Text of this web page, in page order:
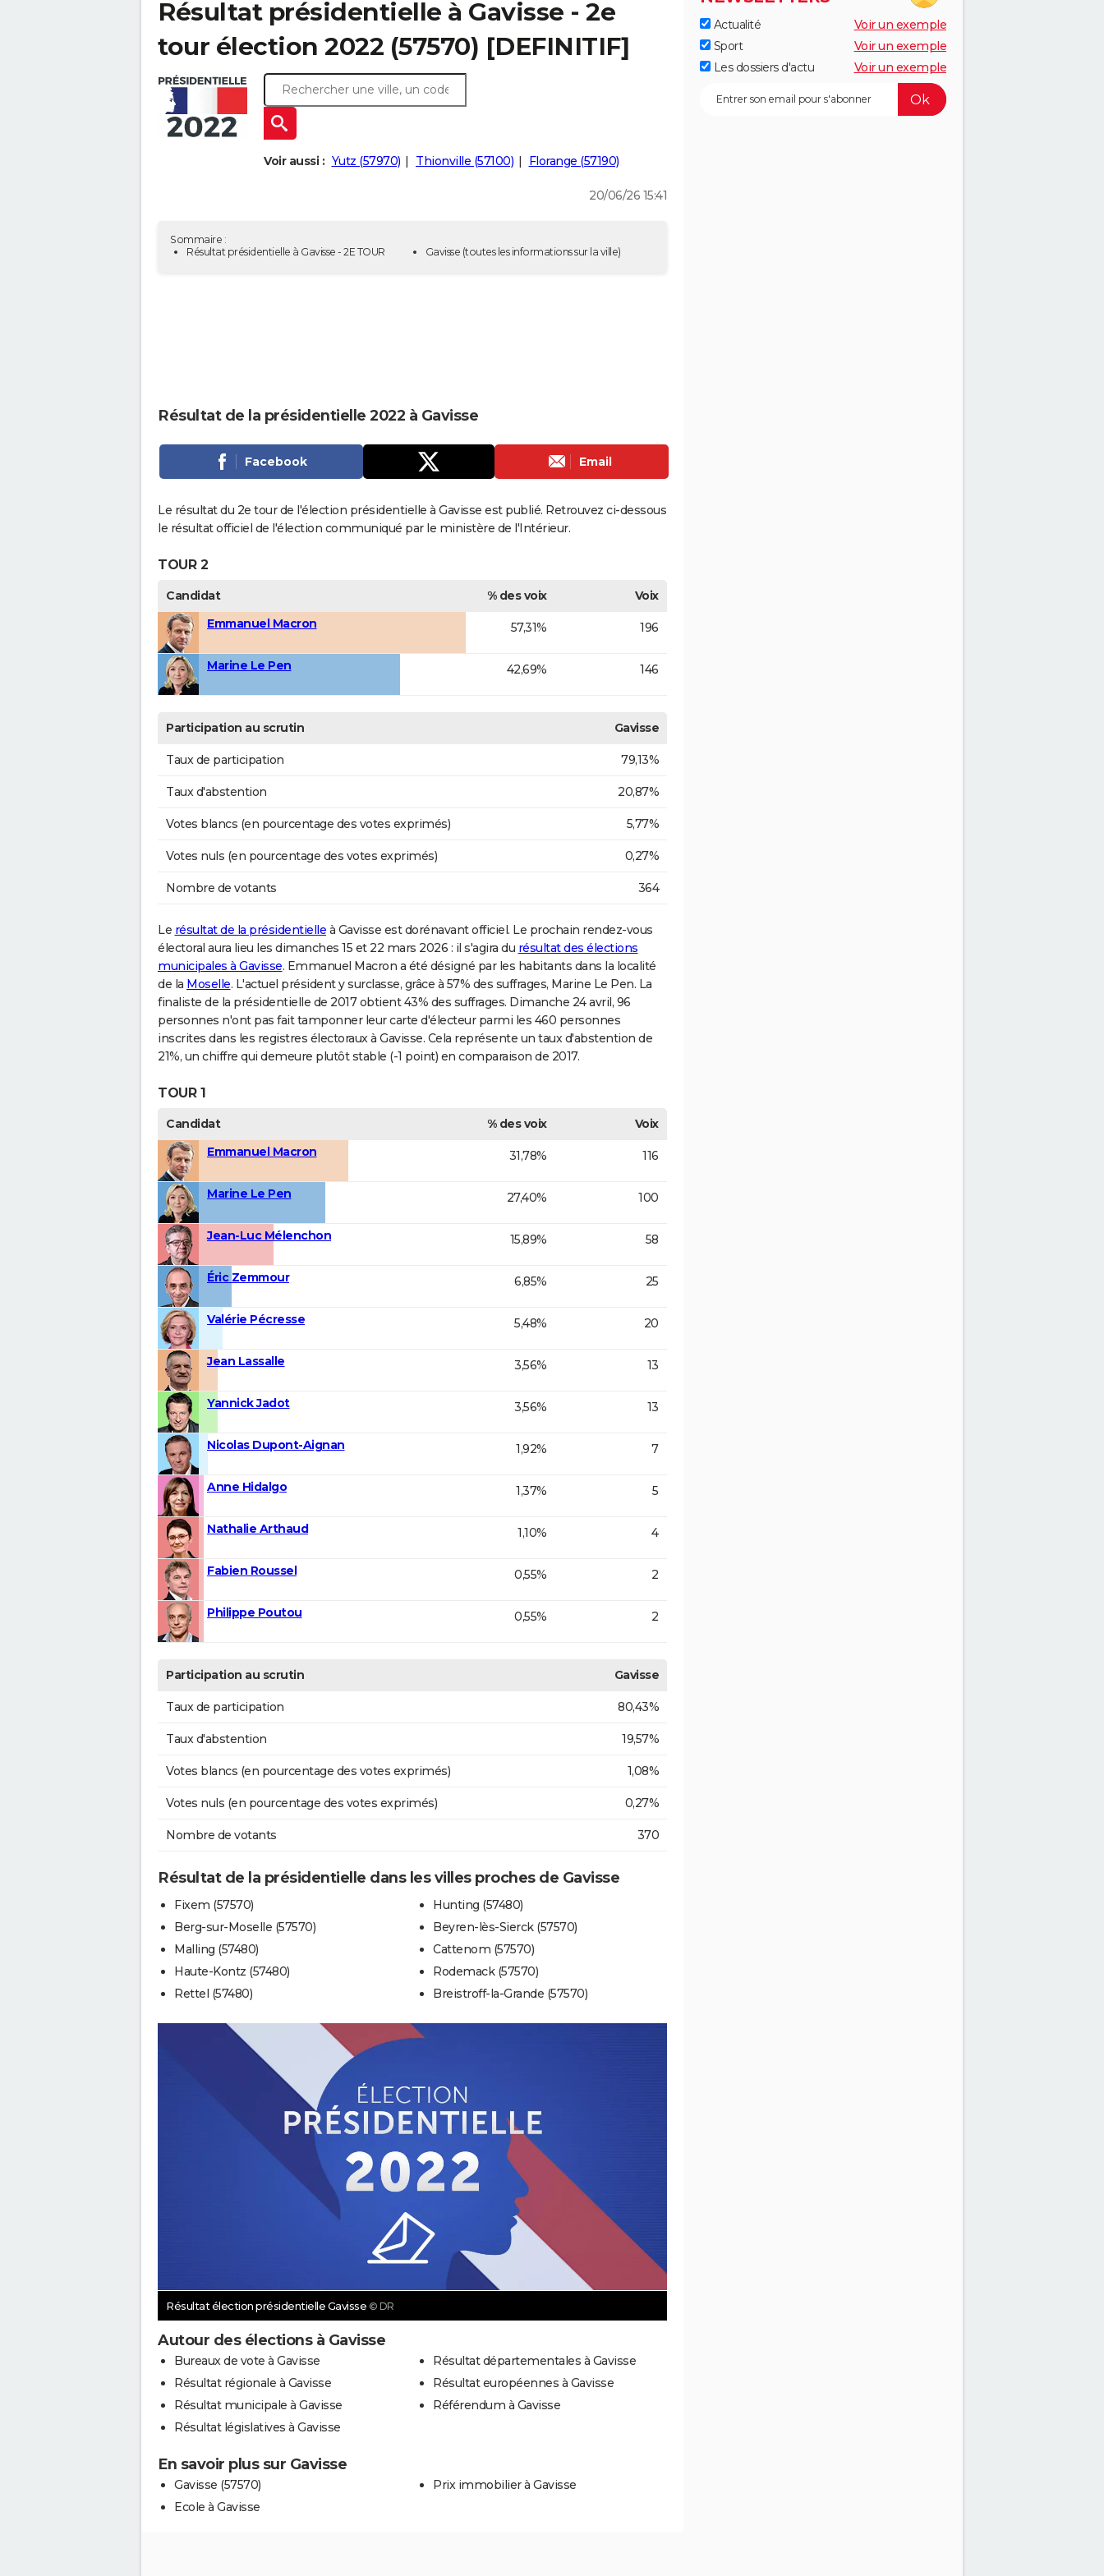
Résultat présidentielle à Gavisse - 2e
tour élection 2022 (57570) [DEFINITIF]
Voir aussi : Yutz (57970) Thionville (57100) Florange (57190)
20/06/26 15:41
Sommaire :
Résultat présidentielle à Gavisse - 2E TOUR
Gavisse (toutes les informations sur la ville)
Résultat de la présidentielle 2022 à Gavisse
Facebook Email
Le résultat du 2e tour de l'élection présidentielle à Gavisse est publié. Retrouvez ci-dessous
le résultat officiel de l'élection communiqué par le ministère de l'Intérieur.
TOUR 2
Candidat % des voix
Voix
Emmanuel Macron
57,31% 196
Marine Le Pen 42,69% 146
Participation au scrutin Gavisse
Taux de participation 79,13%
Taux d'abstention 20,87%
Votes blancs (en pourcentage des votes exprimés) 5,77%
Votes nuls (en pourcentage des votes exprimés) 0,27%
Nombre de votants 364
Le résultat de la présidentielle à Gavisse est dorénavant officiel. Le prochain rendez-vous
électoral aura lieu les dimanches 15 et 22 mars 2026 : il s'agira du résultat des élections
municipales à Gavisse. Emmanuel Macron a été désigné par les habitants dans la localité
de la Moselle. L'actuel président y surclasse, grâce à 57% des suffrages, Marine Le Pen. La
finaliste de la présidentielle de 2017 obtient 43% des suffrages. Dimanche 24 avril, 96
personnes n'ont pas fait tamponner leur carte d'électeur parmi les 460 personnes
inscrites dans les registres électoraux à Gavisse. Cela représente un taux d'abstention de
21%, un chiffre qui demeure plutôt stable (-1 point) en comparaison de 2017.
TOUR 1
Candidat % des voix
Voix
Emmanuel Macron
31,78% 116
Marine Le Pen 27,40% 100
Jean-Luc Mélenchon 15,89% 58
Éric Zemmour 6,85% 25
Valérie Pécresse 5,48% 20
Jean Lassalle 3,56% 13
Yannick Jadot 3,56% 13
Nicolas Dupont-Aignan 1,92% 7
Anne Hidalgo 1,37% 5
Nathalie Arthaud 1,10% 4
Fabien Roussel 0,55% 2
Philippe Poutou 0,55% 2
Participation au scrutin Gavisse
Taux de participation 80,43%
Taux d'abstention 19,57%
Votes blancs (en pourcentage des votes exprimés) 1,08%
Votes nuls (en pourcentage des votes exprimés) 0,27%
Nombre de votants 370
Résultat de la présidentielle dans les villes proches de Gavisse
Fixem (57570)
Berg-sur-Moselle (57570)
Malling (57480)
Haute-Kontz (57480)
Rettel (57480)
Hunting (57480)
Beyren-lès-Sierck (57570)
Cattenom (57570)
Rodemack (57570)
Breistroff-la-Grande (57570)
Résultat élection présidentielle Gavisse © DR
Autour des élections à Gavisse
Bureaux de vote à Gavisse
Résultat régionale à Gavisse
Résultat municipale à Gavisse
Résultat législatives à Gavisse
Résultat départementales à Gavisse
Résultat européennes à Gavisse
Référendum à Gavisse
En savoir plus sur Gavisse
Gavisse (57570)
Ecole à Gavisse
Prix immobilier à Gavisse
Actualité
Voir un exemple
Sport
Voir un exemple
Les dossiers d'actu
Voir un exemple